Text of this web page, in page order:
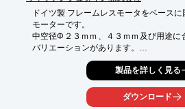
ドイツ製 フレームレスモータをベース
モーターです。
中空径Φ２３ｍｍ、４３ｍｍ及び用途に
バリエーションがあります。
国内設計・製造ですので小ロットでのフ
セミカスタマイズしてのご提供も可能で
製品を詳しく見る
ダウンロード